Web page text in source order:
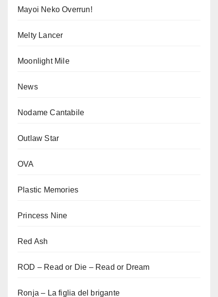
Mayoi Neko Overrun!
Melty Lancer
Moonlight Mile
News
Nodame Cantabile
Outlaw Star
OVA
Plastic Memories
Princess Nine
Red Ash
ROD – Read or Die – Read or Dream
Ronja – La figlia del brigante